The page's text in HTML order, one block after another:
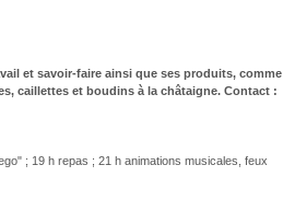
et savoir-faire ainsi que ses produits, comme
caillettes et boudins à la châtaigne. Contact :
; 19 h repas ; 21 h animations musicales, feux